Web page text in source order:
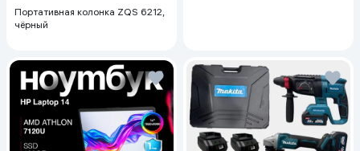
Портативная колонка ZQS 6212,
чёрный